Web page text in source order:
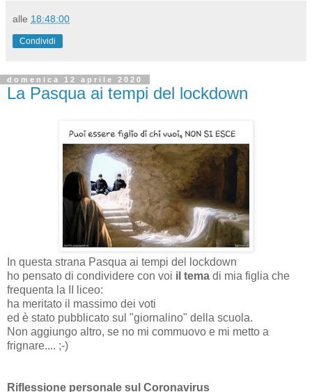
alle 18:48:00
Condividi
domenica 12 aprile 2020
La Pasqua ai tempi del lockdown
In questa strana Pasqua ai tempi del lockdown
ho pensato di condividere con voi il tema di mia figlia che
frequenta la II liceo:
ha meritato il massimo dei voti
ed è stato pubblicato sul "giornalino" della scuola.
Non aggiungo altro, se no mi commuovo e mi metto a
frignare.... ;-)
Riflessione personale sul Coronavirus